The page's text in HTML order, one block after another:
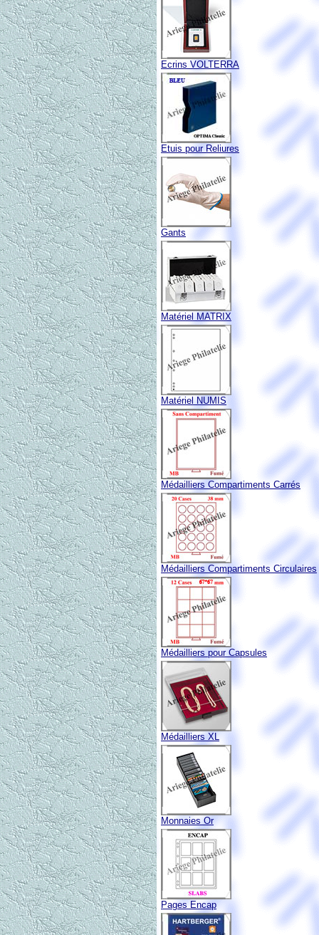
Ecrins VOLTERRA
Etuis pour Reliures
Gants
Matériel MATRIX
Matériel NUMIS
Médailliers Compartiments Carrés
Médailliers Compartiments Circulaires
Médailliers pour Capsules
Médailliers XL
Monnaies Or
Pages Encap